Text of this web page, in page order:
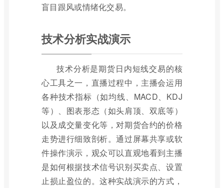
盲目跟风或情绪化交易。
技术分析实战演示
技术分析是期货日内短线交易的核
心工具之一，直播过程中，主播会运用
各种技术指标（如均线、MACD、KDJ
等）、图表形态（如头肩顶、双底等）
以及成交量变化等，对期货合约的价格
走势进行细致剖析。通过屏幕共享或软
件操作演示，观众可以直观地看到主播
是如何根据技术信号识别买卖点、设置
止损止盈位的。这种实战演示的方式，